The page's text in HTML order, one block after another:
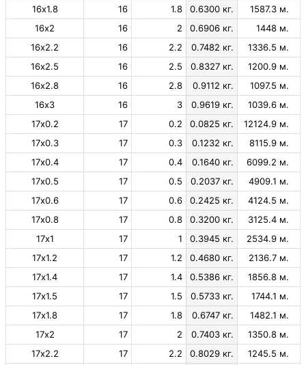
16х1.8
16 1.8 0.6300 кг.
1587.3 м.
16х2
16 2 0.6906 кг.
1448 м.
16х2.2
16 2.2 0.7482 кг.
1336.5 м.
16х2.5
16 2.5 0.8327 кг.
1200.9 м.
16х2.8
16 2.8 0.9112 кг.
1097.5 м.
16х3
16 3 0.9619 кг.
1039.6 м.
17х0.2
17 0.2 0.0825 кг.
12124.9 м.
17х0.3
17 0.3 0.1232 кг.
8115.9 м.
17х0.4
17 0.4 0.1640 кг.
6099.2 м.
17х0.5
17 0.5 0.2037 кг.
4909.1 м.
17х0.6
17 0.6 0.2425 кг.
4124.5 м.
17х0.8
17 0.8 0.3200 кг.
3125.4 м.
17х1
17 1 0.3945 кг.
2534.9 м.
17х1.2
17 1.2 0.4680 кг.
2136.7 м.
17х1.4
17 1.4 0.5386 кг.
1856.8 м.
17х1.5
17 1.5 0.5733 кг.
1744.1 м.
17х1.8
17 1.8 0.6747 кг.
1482.1 м.
17х2
17 2 0.7403 кг.
1350.8 м.
17х2.2
17 2.2 0.8029 кг. 1245.5 м.